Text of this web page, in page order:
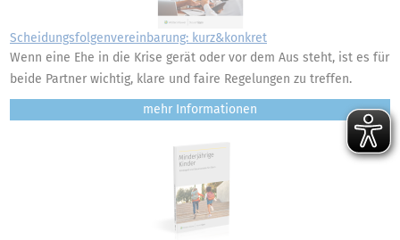
Scheidungsfolgenvereinbarung: kurz&konkret
Wenn eine Ehe in die Krise gerät oder vor dem Aus steht, ist es für
beide Partner wichtig, klare und faire Regelungen zu treffen.
mehr